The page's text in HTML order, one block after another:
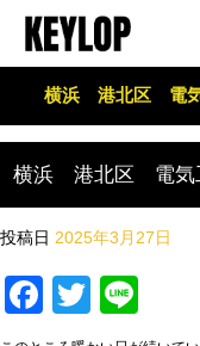
横浜 港北区 電
横浜 港北区 電気
投稿日 2025年3月27日
Facebook
Twitter